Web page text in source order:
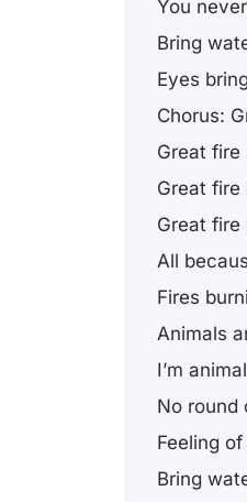
You
Bring
Eyes
Chorus:
Great fire
Great fire
Great fire
All
Fires
Animals
I’m
No round
Feeling
Bring